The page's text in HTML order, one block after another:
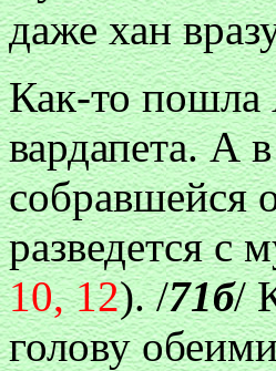
даже хан
Как-то пошла
вардапета. А
собравшейся
разведется с
10, 12). /71б/
голову